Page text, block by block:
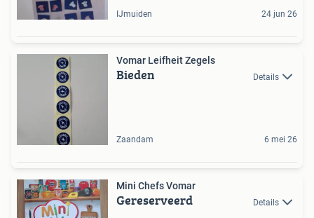
IJmuiden 24 jun 26
Vomar Leifheit Zegels
Bieden Details
Zaandam 6 mei 26
Mini Chefs Vomar
Gereserveerd Details